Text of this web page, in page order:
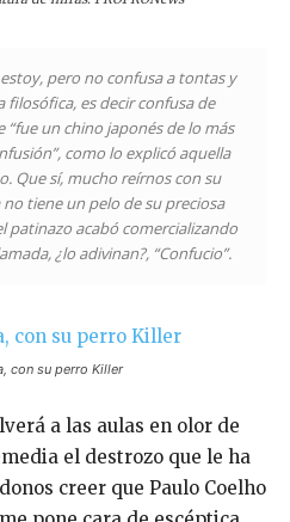
pero no confusa a tontas y
filosófica, es decir confusa de
un chino japonés de lo más
como lo explicó aquella
Que sí, mucho reírnos con su
tiene un pelo de su preciosa
patinazo acabó comercializando
¿lo adivinan?, “Confucio”.
con su perro Killer
a las aulas en olor de
el destrozo que le ha
creer que Paulo Coelho